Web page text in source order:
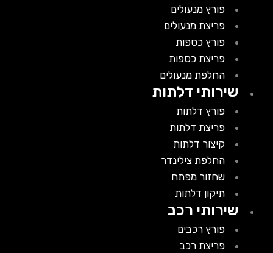
פורץ מנעולים
פריצת מנעולים
פורץ כספות
פריצת כספות
החלפת מנעולים
שירותי דלתות
פורץ דלתות
פריצת דלתות
קיצור דלתות
החלפת צילינדר
שחזור מפתח
תיקון דלתות
שירותי רכב
פורץ רכבים
פריצת רכב